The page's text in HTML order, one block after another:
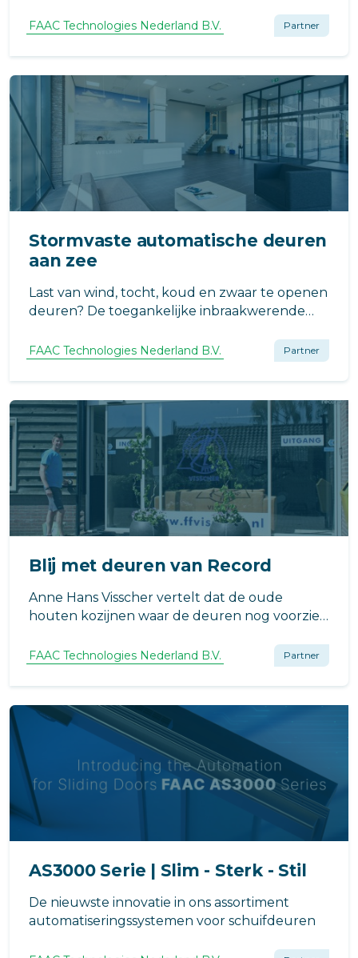
108 mm hoog en ranke deurstijlen van het..
FAAC Technologies Nederland B.V. Partner
Stormvaste automatische deuren
aan zee
Last van wind, tocht, koud en zwaar te openen
deuren? De toegankelijke inbraakwerende
entree!
FAAC Technologies Nederland B.V. Partner
Blij met deuren van Record
Anne Hans Visscher vertelt dat de oude
houten kozijnen waar de deuren nog voorzien
staat verkeerden, maar ook niet meer aan de
FAAC Technologies Nederland B.V. Partner
AS3000 Serie | Slim - Sterk - Stil
De nieuwste innovatie in ons assortiment
automatiseringssystemen voor schuifdeuren